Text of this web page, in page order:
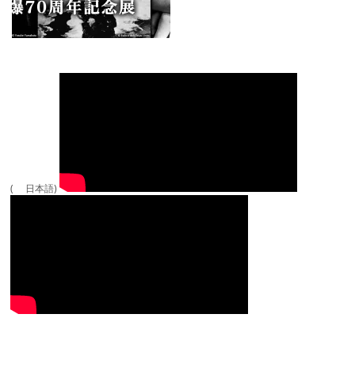
( 日本語)